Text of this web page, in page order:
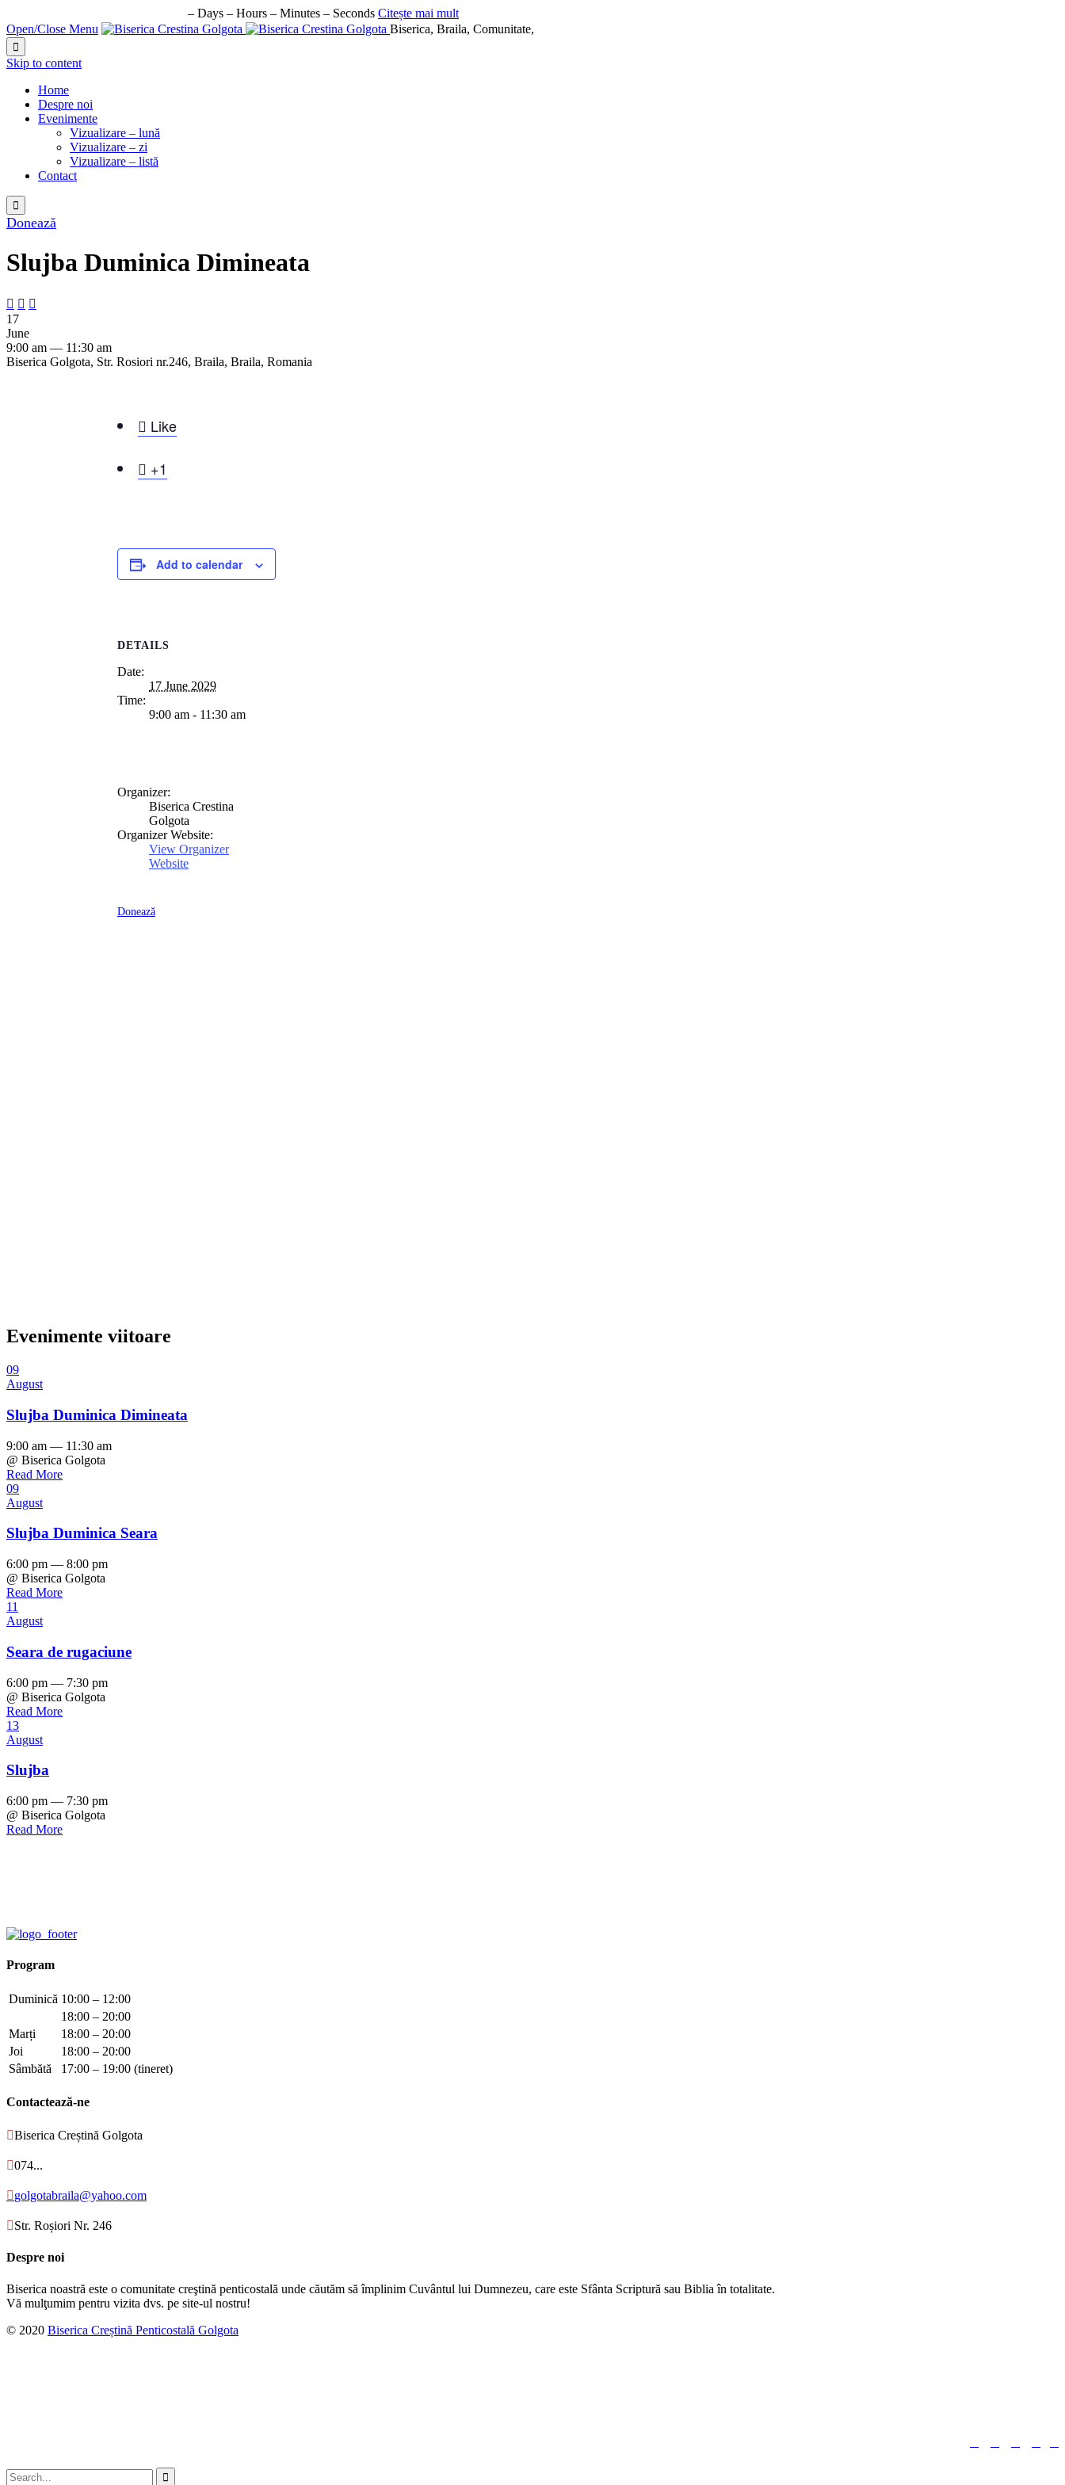
– Days – Hours – Minutes – Seconds Citește mai mult
Open/Close Menu
Biserica, Braila, Comunitate,

Skip to content
Home
Despre noi
Evenimente
Vizualizare – lună
Vizualizare – zi
Vizualizare – listă
Contact

Donează
Slujba Duminica Dimineata
  
17
June
9:00 am — 11:30 am
Biserica Golgota, Str. Rosiori nr.246, Braila, Braila, Romania
 Like
 +1
Add to calendar
DETAILS
Date:
17 June 2029
Time:
9:00 am - 11:30 am
Organizer:
Biserica Crestina
Golgota
Organizer Website:
View Organizer
Website
Donează
Evenimente viitoare
09
August
Slujba Duminica Dimineata
9:00 am — 11:30 am
@ Biserica Golgota
Read More
09
August
Slujba Duminica Seara
6:00 pm — 8:00 pm
@ Biserica Golgota
Read More
11
August
Seara de rugaciune
6:00 pm — 7:30 pm
@ Biserica Golgota
Read More
13
August
Slujba
6:00 pm — 7:30 pm
@ Biserica Golgota
Read More
Program
Duminică 10:00 – 12:00
18:00 – 20:00
Marți
18:00 – 20:00
Joi
18:00 – 20:00
Sâmbătă
17:00 – 19:00 (tineret)
Contactează-ne
Biserica Creștină Golgota
074...
golgotabraila@yahoo.com
Str. Roșiori Nr. 246
Despre noi
Biserica noastră este o comunitate creştină penticostală unde căutăm să împlinim Cuvântul lui Dumnezeu, care este Sfânta Scriptură sau Biblia în totalitate.
Vă mulţumim pentru vizita dvs. pe site-ul nostru!
© 2020 Biserica Creștină Penticostală Golgota
